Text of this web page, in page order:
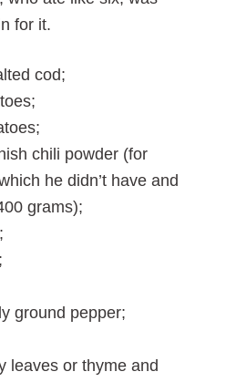
for it.
cod;
chili powder (for
he didn’t have and
grams);
ground pepper;
leaves or thyme and